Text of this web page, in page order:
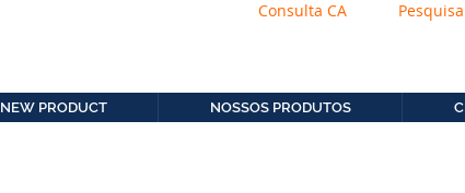
NEW PRODUCT NOSSOS PRODUTOS
Consulta CA